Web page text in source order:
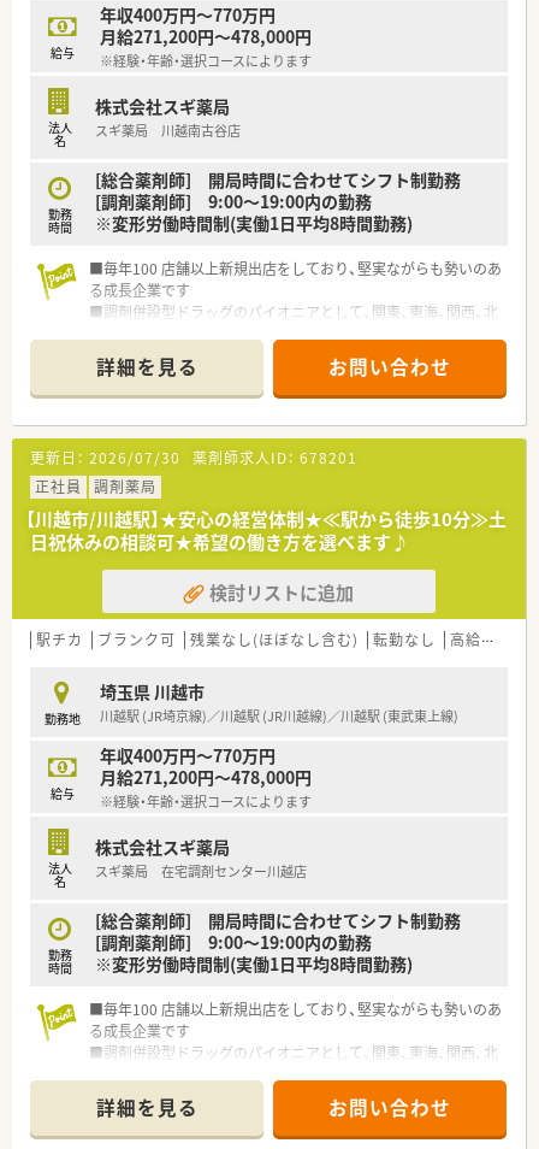
給与
年収400万円～770万円
月給271,200円～478,000円
※経験・年齢・選択コースによります
法人
名
株式会社スギ薬局
スギ薬局 川越南古谷店
勤務
時間
[総合薬剤師] 開局時間に合わせてシフト制勤務
[調剤薬剤師] 9:00～19:00内の勤務
※変形労働時間制(実働1日平均8時間勤務)
■毎年100 店舗以上新規出店をしており、堅実ながらも勢いのあ
る成長企業です
■調剤併設型ドラッグのパイオニアとして、関東、東海、関西、北
■研修制度は様々なプランがあり、集合研修だけでなく任意で受
講可能な研修も幅広く用意されています
■店舗で活躍する従業員、社外で活躍する従業員、将来経営幹部
となる従業員など、薬剤師として様々な活躍ができるフィールド
を用意されています
■総合薬剤師・調剤薬剤師（土日休み・19時までの勤務）どちらか
の働き方を選択できます
■調剤併設型だけでなく「医療モール・クリニック併設店舗」「敷
地内薬局」「訪問調剤特化型店舗」など様々な店舗を運営してい
ます
■在宅医療にも積極的取り組んでおり「訪問調剤特化型店舗」を
50店舗以上、無菌調剤室は業界最多の51店舗設置しています
■「プラチナくるみん認定企業」「健康経営優良法人2023（大規模
法人部門）認定」等を取得し一人ひとりが働きやすい環境が整備
■充実した研修制度、人事制度、評価制度、キャリア支援制度等
があるのも特徴です
詳細を見る お問い合わせ
更新日： 2026/07/30 薬剤師求人ID： 678201
正社員
調剤薬局
【川越市/川越駅】★安心の経営体制★≪駅から徒歩10分≫土
日祝休みの相談可★希望の働き方を選べます♪
検討リストに追加
駅チカ ブランク可 残業なし(ほぼなし含む) 転勤なし 高給与(600万円以上)
勤務地
埼玉県 川越市
川越駅 (JR埼京線)／川越駅 (JR川越線)／川越駅 (東武東上線)
給与
年収400万円～770万円
月給271,200円～478,000円
※経験・年齢・選択コースによります
法人
名
株式会社スギ薬局
スギ薬局 在宅調剤センター川越店
勤務
時間
[総合薬剤師] 開局時間に合わせてシフト制勤務
[調剤薬剤師] 9:00～19:00内の勤務
※変形労働時間制(実働1日平均8時間勤務)
■毎年100 店舗以上新規出店をしており、堅実ながらも勢いのあ
る成長企業です
■調剤併設型ドラッグのパイオニアとして、関東、東海、関西、北
■研修制度は様々なプランがあり、集合研修だけでなく任意で受
講可能な研修も幅広く用意されています
■店舗で活躍する従業員、社外で活躍する従業員、将来経営幹部
詳細を見る お問い合わせ